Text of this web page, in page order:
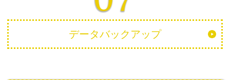
データバックアップ